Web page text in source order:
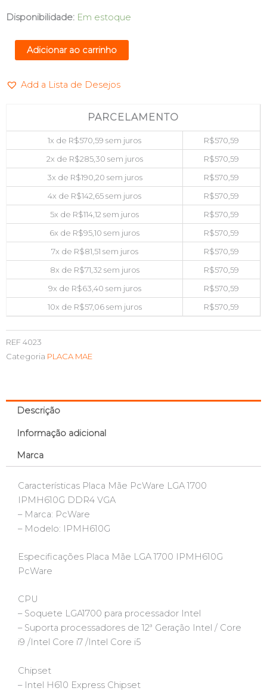
Disponibilidade: Em estoque
PLACA
LGA1700
DDR4
PCWARE
Adicionar ao carrinho
Add a Lista de Desejos
PARCELAMENTO
1x de R$570,59 sem juros R$570,59
2x de R$285,30 sem juros R$570,59
3x de R$190,20 sem juros R$570,59
4x de R$142,65sem juros R$570,59
5x de R$114,12sem juros R$570,59
6x de R$95,10 sem juros R$570,59
7x de R$81,51 sem juros R$570,59
8x de R$71,32sem juros R$570,59
9x de R$63,40 sem juros R$570,59
10x de R$57,06sem juros R$570,59
REF4023
Categoria PLACA MAE
Descrição
Informação adicional
Marca
Características Placa Mãe PcWare LGA 1700
IPMH610G DDR4 VGA
– Marca: PcWare
– Modelo: IPMH610G
Especificações Placa Mãe LGA 1700 IPMH610G
PcWare
CPU
– Soquete LGA1700 para processador Intel
– Suporta processadores de 12ª Geração Intel / Core
i9 /Intel Core i7 /Intel Core i5
Chipset
– Intel H610 Express Chipset